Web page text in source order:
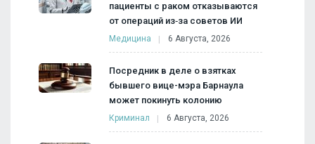
пациенты с раком отказываются
от операций из‑за советов ИИ
Медицина 6 Августа, 2026
Посредник в деле о взятках
бывшего вице-мэра Барнаула
может покинуть колонию
Криминал 6 Августа, 2026